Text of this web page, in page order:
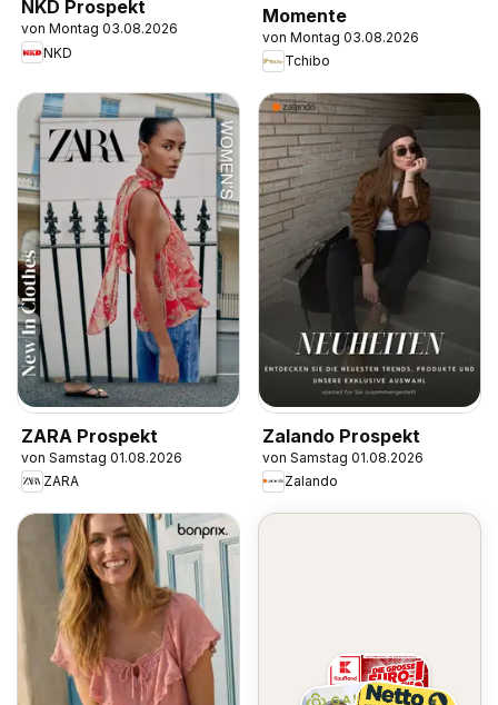
NKD Prospekt
von Montag 03.08.2026
NKD
Momente
von Montag 03.08.2026
Tchibo
ZARA Prospekt
von Samstag 01.08.2026
ZARA
Zalando Prospekt
von Samstag 01.08.2026
Zalando